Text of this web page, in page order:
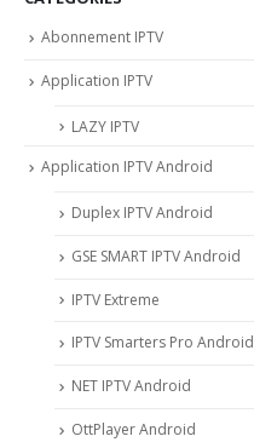
Abonnement IPTV
Application IPTV
LAZY IPTV
Application IPTV Android
Duplex IPTV Android
GSE SMART IPTV Android
IPTV Extreme
IPTV Smarters Pro Android
NET IPTV Android
OttPlayer Android